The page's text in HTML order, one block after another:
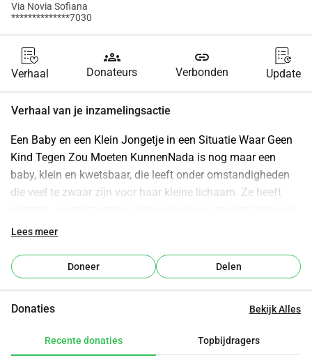
Via Novia Sofiana
**************7030
Verhaal
groups
Donateurs
link
Verbonden Update
Verhaal van je inzamelingsactie
Een Baby en een Klein Jongetje in een Situatie Waar Geen
Kind Tegen Zou Moeten KunnenNada is nog maar een
baby, klein en kwetsbaar, die leeft onder omstandigheden
die veel te zwaar zijn voor haar kleine lichaam. Ze heeft
nodig. In plaats daarvan brengt ze veel dagen
basisbehoeften simpelweg niet altijd aanwezig zijn. Een
baby zou nooit zo aan het leven moeten
zijn dagen lijken helemaal niet op die van een kind. De
probeert Nada te beschermen, ook al is hij zelf nog zo jong.
Lees meer
Doneer Delen
Donaties Bekijk Alles
Recente donaties Topbijdragers